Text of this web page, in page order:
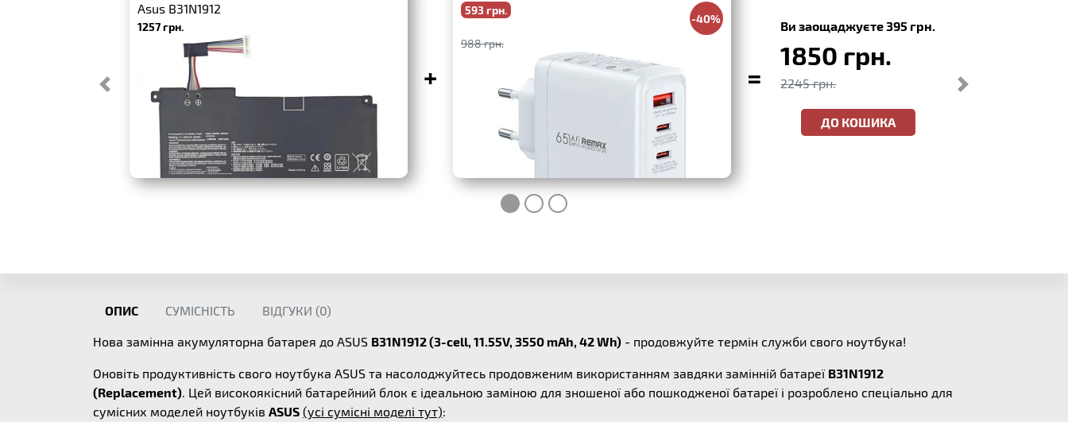
Asus B31N1912
1257 грн.
+
593 грн.
-40%
988 грн.
=
Ви заощаджуєте 395 грн.
1850 грн.
2245 грн.
ДО КОШИКА
ОПИС СУМІСНІСТЬ ВІДГУКИ (0)
Нова замінна акумуляторна батарея до ASUS B31N1912 (3-cell, 11.55V, 3550 mAh, 42 Wh) - продовжуйте термін служби свого ноутбука!
Оновіть продуктивність свого ноутбука ASUS та насолоджуйтесь продовженим використанням завдяки замінній батареї B31N1912
(Replacement). Цей високоякісний батарейний блок є ідеальною заміною для зношеної або пошкодженої батареї і розроблено спеціально для
сумісних моделей ноутбуків ASUS (усі сумісні моделі тут):